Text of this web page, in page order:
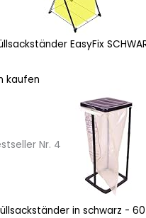
EasyFix
kaufen
Nr. 4
in schwarz - 60